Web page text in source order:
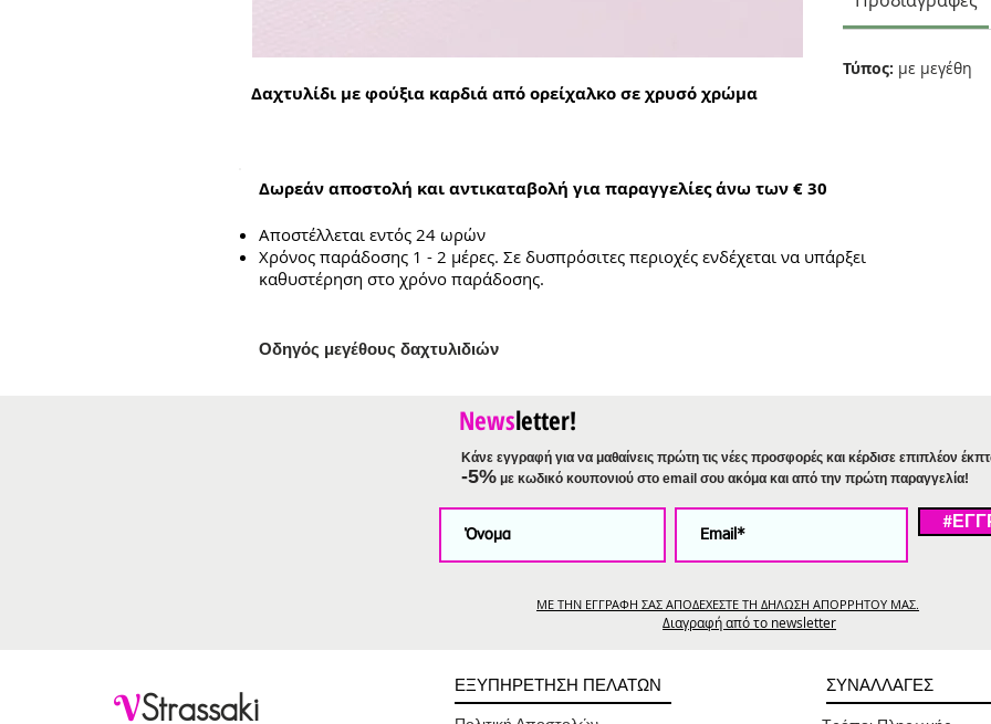
Δαχτυλίδι με φούξια καρδιά από ορείχαλκο σε χρυσό χρώμα
Τύπος: με μεγέθη
Δωρεάν αποστολή και αντικαταβολή για παραγγελίες άνω των € 30
Αποστέλλεται εντός 24 ωρών
Χρόνος παράδοσης 1 - 2 μέρες. Σε δυσπρόσιτες περιοχές ενδέχεται να υπάρξει
καθυστέρηση στο χρόνο παράδοσης.
Οδηγός μεγέθους δαχτυλιδιών
Newsletter!
Κάνε εγγραφή για να μαθαίνεις πρώτη τις νέες προσφορές και κέρδισε επιπλέον
-5% με κωδικό κουπονιού στο email σου ακόμα και από την πρώτη παραγγελία!
ΜΕ ΤΗΝ ΕΓΓΡΑΦΗ ΣΑΣ ΑΠΟΔΕΧΕΣΤΕ ΤΗ ΔΗΛΩΣΗ ΑΠΟΡΡΗΤΟΥ ΜΑΣ.
Διαγραφή από το newsletter
VStrassaki
ΕΞΥΠΗΡΕΤΗΣΗ ΠΕΛΑΤΩΝ ΣΥΝΑΛΛΑΓΕΣ